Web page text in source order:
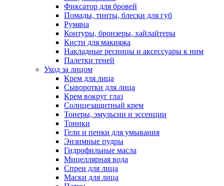
Фиксатор для бровей
Помады, тинты, блески для губ
Румяна
Контуры, бронзеры, хайлайтеры
Кисти для макияжа
Накладные ресницы и аксессуары к ним
Палетки теней
Уход за лицом
Крем для лица
Сыворотки для лица
Крем вокруг глаз
Солнцезащитный крем
Тонеры, эмульсии и эссенции
Тоники
Гели и пенки для умывания
Энзимные пудры
Гидрофильные масла
Мицеллярная вода
Спреи для лица
Маски для лица